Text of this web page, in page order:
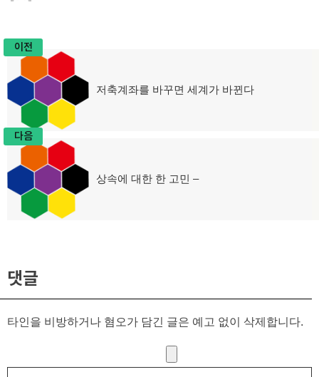
글
탐
색
이전
이
저축계좌를 바꾸면 세계가 바뀐다
다음
다
상속에 대한 한 고민 –
댓글
타인을 비방하거나 혐오가 담긴 글은 예고 없이 삭제합니다.